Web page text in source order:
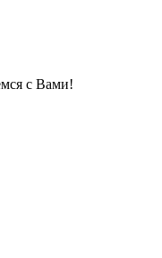
с Вами!